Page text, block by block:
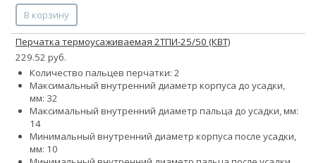
В корзину
Перчатка термоусаживаемая 2ТПИ-25/50 (КВТ)
229.52 руб.
Количество пальцев перчатки: 2
Максимальный внутренний диаметр корпуса до усадки,
мм: 32
Максимальный внутренний диаметр пальца до усадки, мм:
14
Минимальный внутренний диаметр корпуса после усадки,
мм: 10